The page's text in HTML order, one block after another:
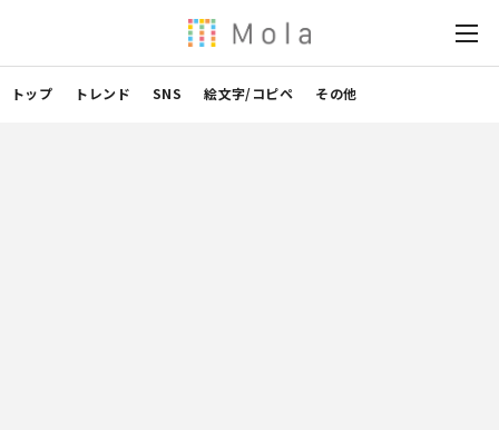
トップ トレンド SNS 絵文字/コピペ その他